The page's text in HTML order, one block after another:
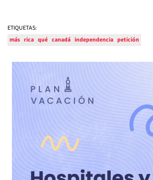
ETIQUETAS:
más rica qué canadá independencia petición